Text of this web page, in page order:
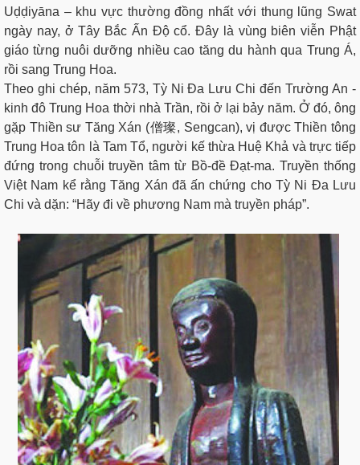
Uḍḍiyāna – khu vực thường đồng nhất với thung lũng Swat
ngày nay, ở Tây Bắc Ấn Độ cổ. Đây là vùng biên viễn Phật
giáo từng nuôi dưỡng nhiều cao tăng du hành qua Trung Á,
rồi sang Trung Hoa.
Theo ghi chép, năm 573, Tỳ Ni Đa Lưu Chi đến Trường An -
kinh đô Trung Hoa thời nhà Trần, rồi ở lại bảy năm. Ở đó, ông
gặp Thiền sư Tăng Xán (僧璨, Sengcan), vị được Thiền tông
Trung Hoa tôn là Tam Tổ, người kế thừa Huệ Khả và trực tiếp
đứng trong chuỗi truyền tâm từ Bồ-đề Đạt-ma. Truyền thống
Việt Nam kể rằng Tăng Xán đã ấn chứng cho Tỳ Ni Đa Lưu
Chi và dặn: “Hãy đi về phương Nam mà truyền pháp”.